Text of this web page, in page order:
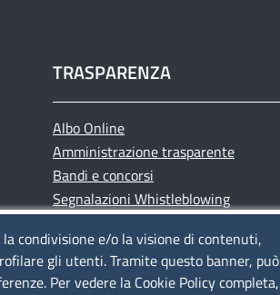
TRASPARENZA
Albo Online
Amministrazione trasparente
Bandi e concorsi
Segnalazioni Whistleblowing
IBAN e pagamenti informatici
Informative privacy e cookie
condivisione e/o la visione di contenuti,
gli utenti. Tramite questo banner, può
Per vedere la Cookie Policy completa,